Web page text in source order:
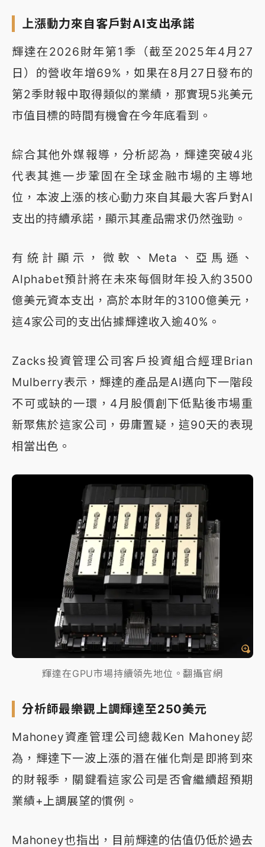
上漲動力來自客戶對AI支出承諾
輝達在2026財年第1季（截至2025年4月27
日）的營收年增69%，如果在8月27日發布的
第2季財報中取得類似的業績，那實現5兆美元
市值目標的時間有機會在今年底看到。
綜合其他外媒報導，分析認為，輝達突破4兆
代表其進一步鞏固在全球金融市場的主導地
位，本波上漲的核心動力來自其最大客戶對AI
支出的持續承諾，顯示其產品需求仍然強勁。
有統計顯示，微軟、Meta、亞馬遜、
Alphabet預計將在未來每個財年投入約3500
億美元資本支出，高於本財年的3100億美元，
這4家公司的支出佔據輝達收入逾40%。
Zacks投資管理公司客戶投資組合經理Brian
Mulberry表示，輝達的產品是AI邁向下一階段
不可或缺的一環，4月股價創下低點後市場重
新聚焦於這家公司，毋庸置疑，這90天的表現
相當出色。
輝達在GPU市場持續領先地位。翻攝官網
分析師最樂觀上調輝達至250美元
Mahoney資產管理公司總裁Ken Mahoney認
為，輝達下一波上漲的潛在催化劑是即將到來
的財報季，關鍵看這家公司是否會繼續超預期
業績+上調展望的慣例。
Mahoney也指出，目前輝達的估值仍低於過去